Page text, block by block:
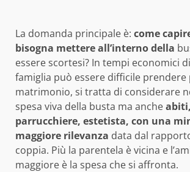
La domanda principale è: come
bisogna mettere all’interno della
essere scortesi? In tempi economici
famiglia può essere difficile prendere
matrimonio, si tratta di considerare
spesa viva della busta ma ancheabiti,
parrucchiere, estetista, con una
maggiore rilevanza data dal
coppia. Più la parentela è vicina e
maggiore è la spesa che si affronta.